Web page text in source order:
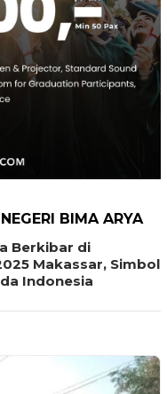
BIMA ARYA
Berkibar di
Makassar, Simbol
Indonesia